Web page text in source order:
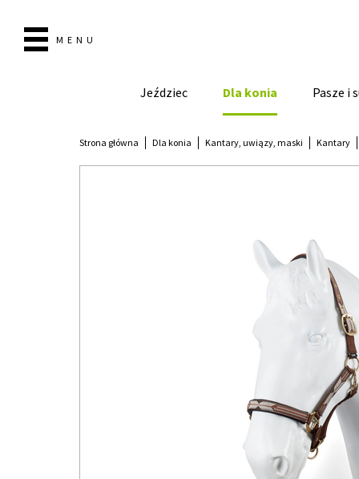
MENU
Jeździec Dla konia Pasze i
Strona główna Dla konia Kantary, uwiązy, maski Kantary